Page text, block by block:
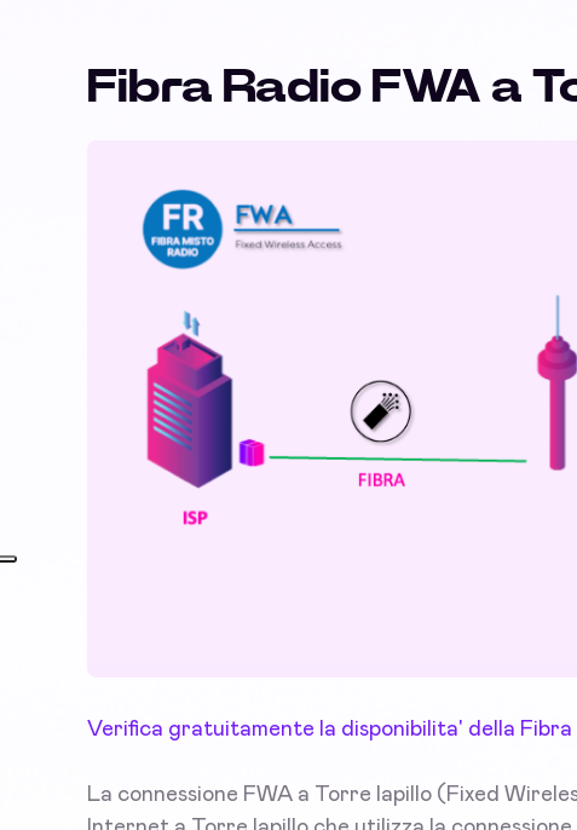
Fibra Radio FWA a
Verifica gratuitamente la disponibilita' della Fibra
La connessione FWA a Torre lapillo (Fixed